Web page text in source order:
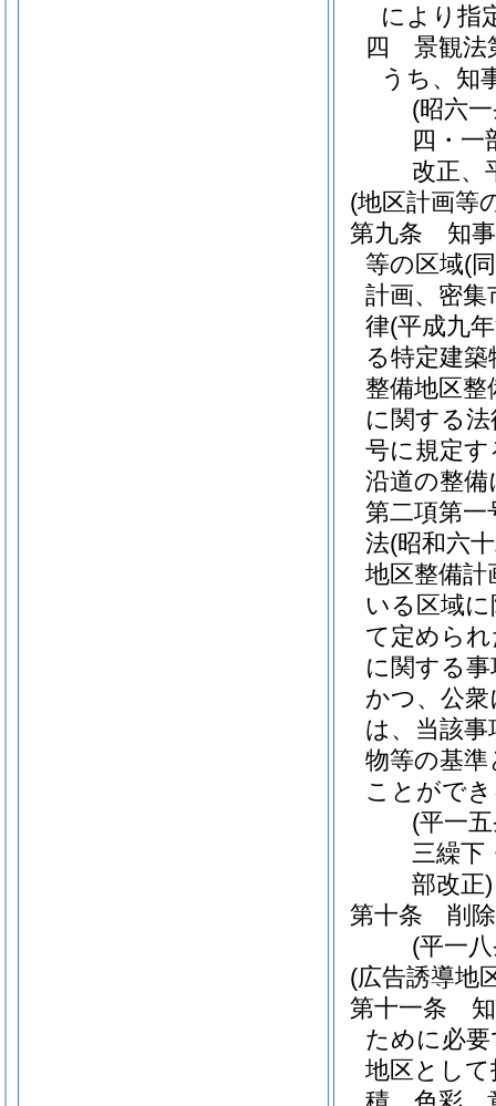
により指
四
景観法
うち、知
(昭六
四・一
改正、
(地区計画等
第九条
知
等の区域(
計画、密
律(平成九
る特定建
整備地区
に関する法
号に規定す
沿道の整
第二項第一
法(昭和六
地区整備計
いる区域
て定めら
に関する
かつ、公
は、当該
物等の基
ことがで
(平一
三繰下
部改正)
第十条
削除
(平一
(広告誘導地
第十一条
ために必
地区とし